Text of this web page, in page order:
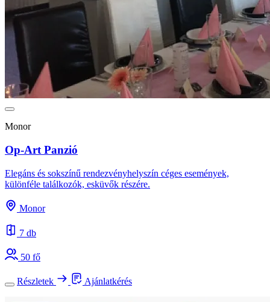
Monor
Op-Art Panzió
Elegáns és sokszínű rendezvényhelyszín céges események,
különféle találkozók, esküvők részére.
Monor
7 db
50 fő
Részletek Ajánlatkérés